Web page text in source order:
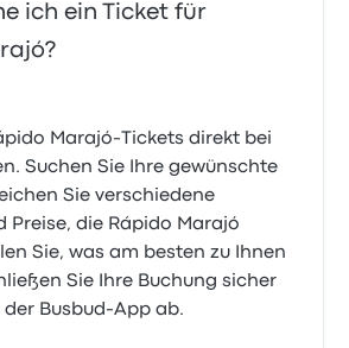
ich ein Ticket für
Marajó-Tickets direkt bei
Suchen Sie Ihre gewünschte
Sie verschiedene
Preise, die Rápido Marajó
Sie, was am besten zu Ihnen
Sie Ihre Buchung sicher
Busbud-App ab.